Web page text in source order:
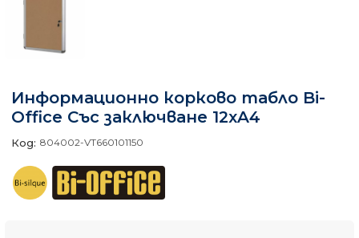
Информационно корково табло Bi-
Office Със заключване 12xA4
Код: 804002-VT660101150